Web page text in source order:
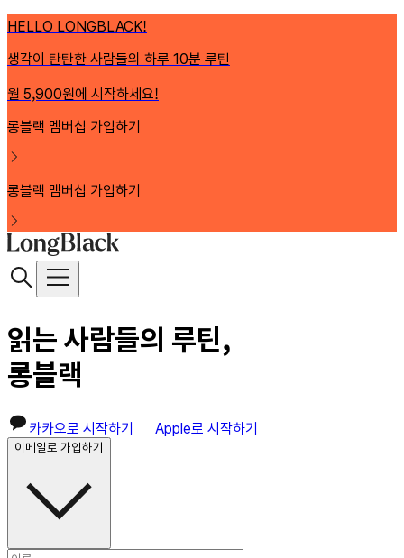
HELLO LONGBLACK!
생각이 탄탄한 사람들의 하루 10분 루틴
월 5,900원에 시작하세요!
롱블랙 멤버십 가입하기
롱블랙 멤버십 가입하기
읽는 사람들의 루틴,
롱블랙
카카오로 시작하기 Apple로 시작하기
이메일로 가입하기